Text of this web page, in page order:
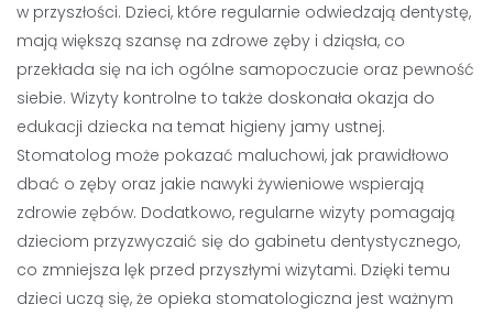
w przyszłości. Dzieci, które regularnie odwiedzają dentystę,
mają większą szansę na zdrowe zęby i dziąsła, co
przekłada się na ich ogólne samopoczucie oraz pewność
siebie. Wizyty kontrolne to także doskonała okazja do
edukacji dziecka na temat higieny jamy ustnej.
Stomatolog może pokazać maluchowi, jak prawidłowo
dbać o zęby oraz jakie nawyki żywieniowe wspierają
zdrowie zębów. Dodatkowo, regularne wizyty pomagają
dzieciom przyzwyczaić się do gabinetu dentystycznego,
co zmniejsza lęk przed przyszłymi wizytami. Dzięki temu
dzieci uczą się, że opieka stomatologiczna jest ważnym